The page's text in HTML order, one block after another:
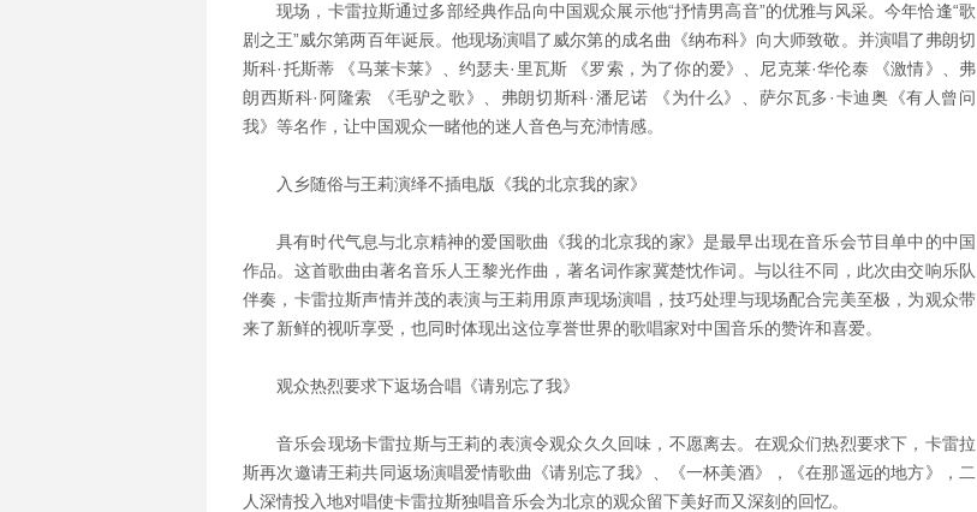
现场，卡雷拉斯通过多部经典作品向中国观众展示他“抒情男高音”的优雅与风采。今年恰逢“歌
剧之王”威尔第两百年诞辰。他现场演唱了威尔第的成名曲《纳布科》向大师致敬。并演唱了弗朗切
斯科·托斯蒂 《马莱卡莱》、约瑟夫·里瓦斯 《罗索，为了你的爱》、尼克莱·华伦泰 《激情》、弗
朗西斯科·阿隆索 《毛驴之歌》、弗朗切斯科·潘尼诺 《为什么》、萨尔瓦多·卡迪奥《有人曾问
我》等名作，让中国观众一睹他的迷人音色与充沛情感。
入乡随俗与王莉演绎不插电版《我的北京我的家》
具有时代气息与北京精神的爱国歌曲《我的北京我的家》是最早出现在音乐会节目单中的中国
作品。这首歌曲由著名音乐人王黎光作曲，著名词作家冀楚忱作词。与以往不同，此次由交响乐队
伴奏，卡雷拉斯声情并茂的表演与王莉用原声现场演唱，技巧处理与现场配合完美至极，为观众带
来了新鲜的视听享受，也同时体现出这位享誉世界的歌唱家对中国音乐的赞许和喜爱。
观众热烈要求下返场合唱《请别忘了我》
音乐会现场卡雷拉斯与王莉的表演令观众久久回味，不愿离去。在观众们热烈要求下，卡雷拉
斯再次邀请王莉共同返场演唱爱情歌曲《请别忘了我》、《一杯美酒》，《在那遥远的地方》，二
人深情投入地对唱使卡雷拉斯独唱音乐会为北京的观众留下美好而又深刻的回忆。